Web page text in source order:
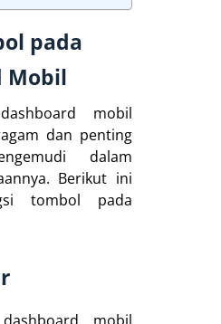
pada
Mobil
mobil
dan penting
dalam
Berikut ini
tombol pada